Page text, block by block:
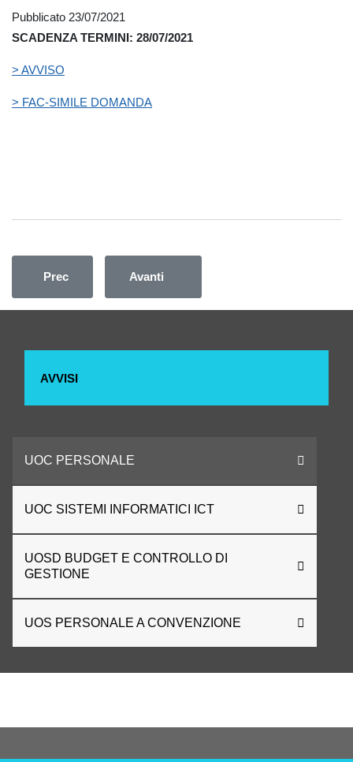
Pubblicato 23/07/2021
SCADENZA TERMINI: 28/07/2021
> AVVISO
> FAC-SIMILE DOMANDA
Articolo precedente: AVVISO PUBBLICO PER LA
Prec Articolo successivo: ANNULLAMENTO
Avanti
AVVISI
UOC PERSONALE
UOC SISTEMI INFORMATICI ICT
UOSD BUDGET E CONTROLLO DI
GESTIONE
UOS PERSONALE A CONVENZIONE